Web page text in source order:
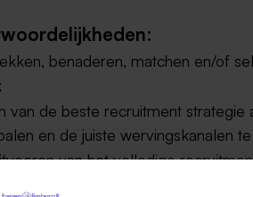
benaderen, matchen en/of
van de beste recruitment
en de juiste wervingskanalen
van het volledige
het begeleiden en afronden van